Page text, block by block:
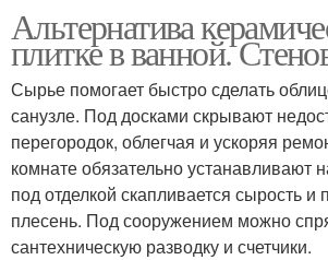
Альтернатива
плитке в ванной.
Сырье помогает быстро сделать
санузле. Под досками скрывают
перегородок, облегчая и ускоряя
комнате обязательно устанавливают
под отделкой скапливается сырость и
плесень. Под сооружением можно
сантехническую разводку и счетчики.